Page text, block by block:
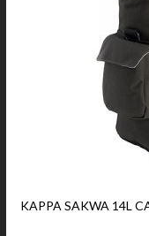
KAPPA SAKWA 14L